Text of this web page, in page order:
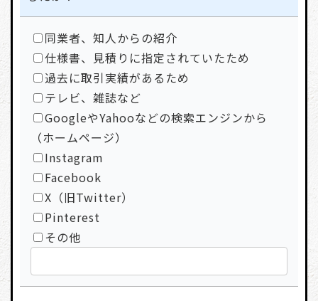
同業者、知人からの紹介
仕様書、見積りに指定されていたため
過去に取引実績があるため
テレビ、雑誌など
GoogleやYahooなどの検索エンジンから
（ホームページ）
Instagram
Facebook
X（旧Twitter）
Pinterest
その他